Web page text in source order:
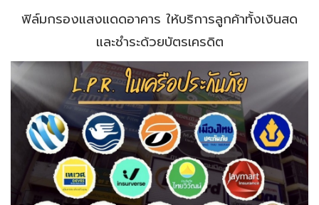
ฟิล์มกรองแสงแดดอาคาร ให้บริการลูกค้าทั้งเงินสด
และชำระด้วยบัตรเครดิต